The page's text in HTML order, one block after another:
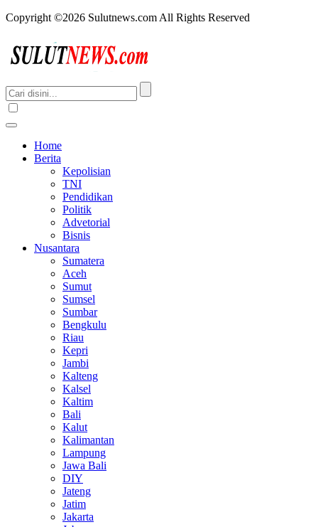
Copyright ©2026 Sulutnews.com All Rights Reserved
Home
Berita
Kepolisian
TNI
Pendidikan
Politik
Advetorial
Bisnis
Nusantara
Sumatera
Aceh
Sumut
Sumsel
Sumbar
Bengkulu
Riau
Kepri
Jambi
Kalteng
Kalsel
Kaltim
Bali
Kalut
Kalimantan
Lampung
Jawa Bali
DIY
Jateng
Jatim
Jakarta